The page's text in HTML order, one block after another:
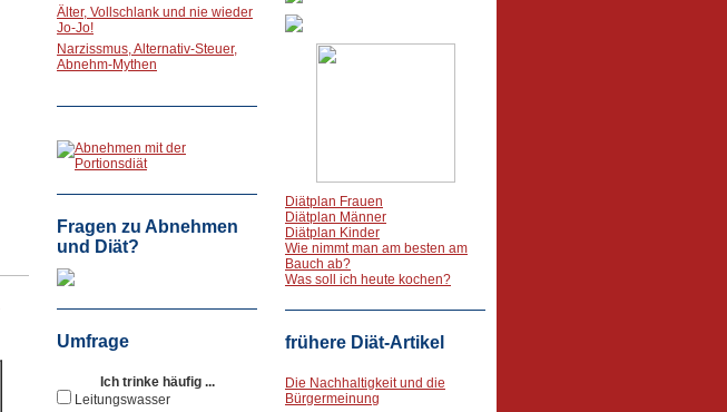
Älter, Vollschlank und nie wieder
Jo-Jo!
Narzissmus, Alternativ-Steuer,
Abnehm-Mythen
Fragen zu Abnehmen
und Diät?
Umfrage
Ich trinke häufig ...
Leitungswasser
Diätplan Frauen
Diätplan Männer
Diätplan Kinder
Wie nimmt man am besten am
Bauch ab?
Was soll ich heute kochen?
frühere Diät-Artikel
Die Nachhaltigkeit und die
Bürgermeinung